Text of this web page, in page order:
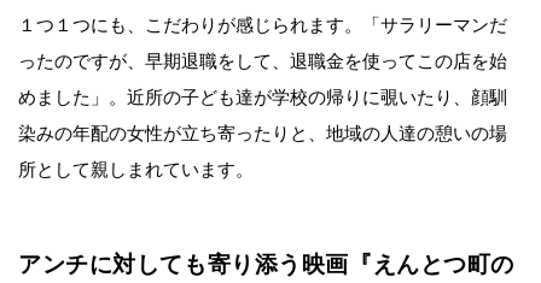
１つ１つにも、こだわりが感じられます。「サラリーマンだ
ったのですが、早期退職をして、退職金を使ってこの店を始
めました」。近所の子ども達が学校の帰りに覗いたり、顔馴
染みの年配の女性が立ち寄ったりと、地域の人達の憩いの場
所として親しまれています。
アンチに対しても寄り添う映画『えんとつ町の